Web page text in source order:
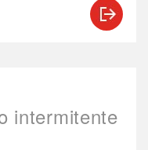
intermitente